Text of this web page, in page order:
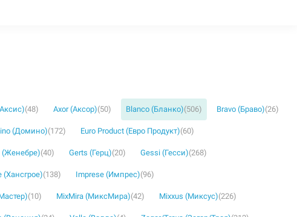
(48) Axor (Аксор)(50) Blanco (Бланко)(506) Bravo (Браво)(26)
(Домино)(172) Euro Product (Евро Продукт)(60)
(Женебре)(40) Gerts (Герц)(20) Gessi (Гесси)(268)
(Хансгрое)(138) Imprese (Импрес)(96)
(10) MixMira (МиксМира)(42) Mixxus (Миксус)(226)